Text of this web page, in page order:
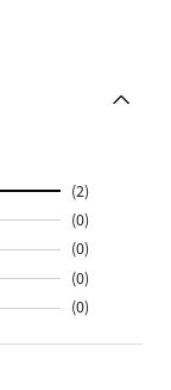
(2)
(0)
(0)
(0)
(0)